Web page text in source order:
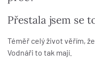
Přestala jsem se
Téměř celý život věřím,
Vodnáři to tak mají.